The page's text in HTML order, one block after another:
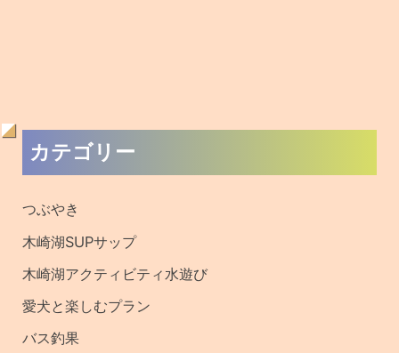
カテゴリー
つぶやき
木崎湖SUPサップ
木崎湖アクティビティ水遊び
愛犬と楽しむプラン
バス釣果
過
去
・
釣
果